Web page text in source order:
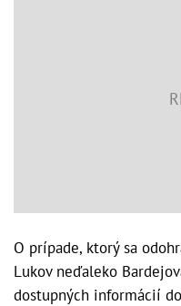
O prípade, ktorý sa
Lukov neďaleko
dostupných informácií